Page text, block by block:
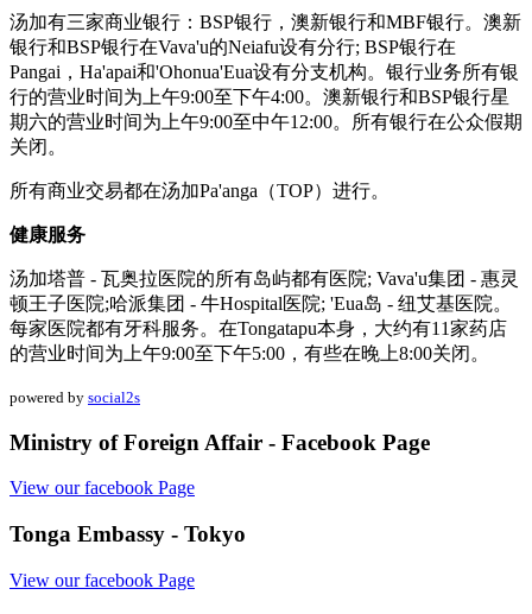
汤加有三家商业银行：BSP银行，澳新银行和MBF银行。澳新
银行和BSP银行在Vava'u的Neiafu设有分行; BSP银行在
Pangai，Ha'apai和'Ohonua'Eua设有分支机构。银行业务所有银
行的营业时间为上午9:00至下午4:00。澳新银行和BSP银行星
期六的营业时间为上午9:00至中午12:00。所有银行在公众假期
关闭。
所有商业交易都在汤加Pa'anga（TOP）进行。
健康服务
汤加塔普 - 瓦奥拉医院的所有岛屿都有医院; Vava'u集团 - 惠灵
顿王子医院;哈派集团 - 牛Hospital医院; 'Eua岛 - 纽艾基医院。
每家医院都有牙科服务。在Tongatapu本身，大约有11家药店
的营业时间为上午9:00至下午5:00，有些在晚上8:00关闭。
powered by social2s
Ministry of Foreign Affair - Facebook Page
View our facebook Page
Tonga Embassy - Tokyo
View our facebook Page